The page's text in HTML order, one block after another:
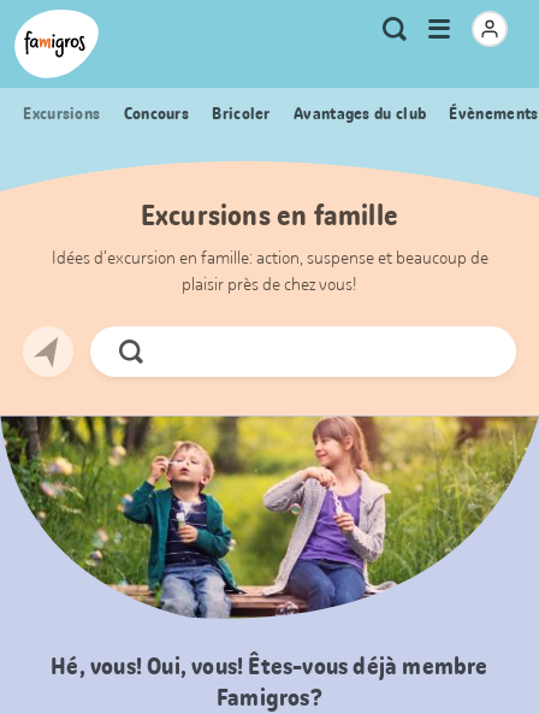
Signets
de
navigation
Header
Logo Métanavigation
RechercheOuvrir
Excursions Concours Bricoler Avantages du club
Excursions en famille
Idées d’excursion en famille: action, suspense et beaucoup de
plaisir près de chez vous!
Chercher
Hé, vous! Oui, vous! Êtes-vous déjà membre
Famigros?